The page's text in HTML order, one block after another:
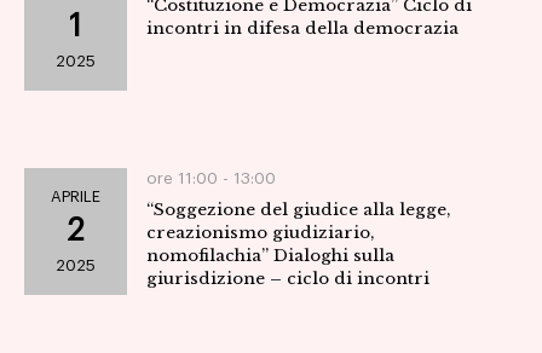
1
2025
“Costituzione e Democrazia” Ciclo di
incontri in difesa della democrazia
APRILE
2
2025
ore 11:00 - 13:00
“Soggezione del giudice alla legge,
creazionismo giudiziario,
nomofilachia” Dialoghi sulla
giurisdizione – ciclo di incontri